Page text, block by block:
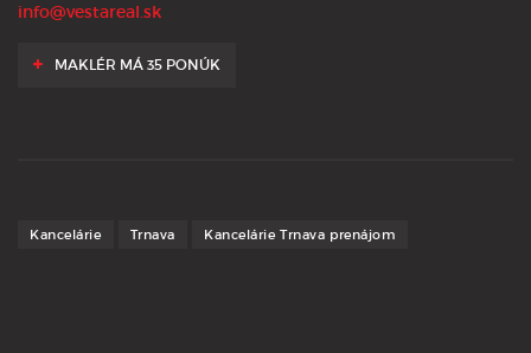
info@vestareal.sk
MAKLÉR MÁ 35 PONÚK
Kancelárie Trnava Kancelárie Trnava prenájom